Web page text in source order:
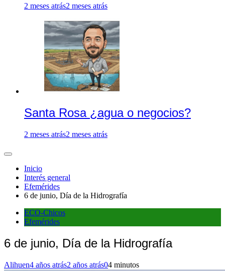
2 meses atrás2 meses atrás
Santa Rosa ¿agua o negocios?
2 meses atrás2 meses atrás
Inicio
Interés general
Efemérides
6 de junio, Día de la Hidrografía
ECO-Chicos
Efemérides
6 de junio, Día de la Hidrografía
Alihuen4 años atrás2 años atrás04 minutos